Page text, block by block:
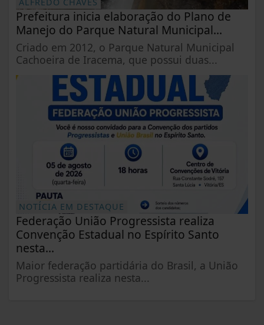
Prefeitura inicia elaboração do Plano de
Manejo do Parque Natural Municipal...
Criado em 2012, o Parque Natural Municipal
Cachoeira de Iracema, que possui duas...
NOTÍCIA EM DESTAQUE
Federação União Progressista realiza
Convenção Estadual no Espírito Santo
nesta...
Maior federação partidária do Brasil, a União
Progressista realiza nesta...